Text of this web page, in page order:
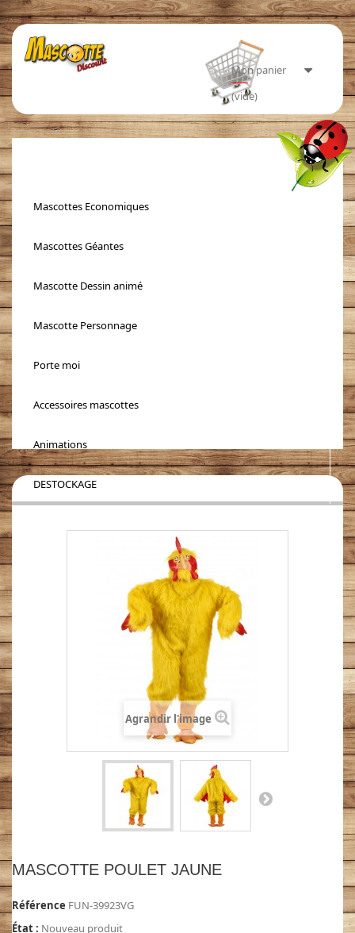
Toggle
Mon panier
(vide)
Mascottes Economiques
Mascottes Géantes
Mascotte Dessin animé
Mascotte Personnage
Porte moi
Accessoires mascottes
Animations
DESTOCKAGE
Agrandir l'image
MASCOTTE POULET JAUNE
Référence FUN-39923VG
État : Nouveau produit